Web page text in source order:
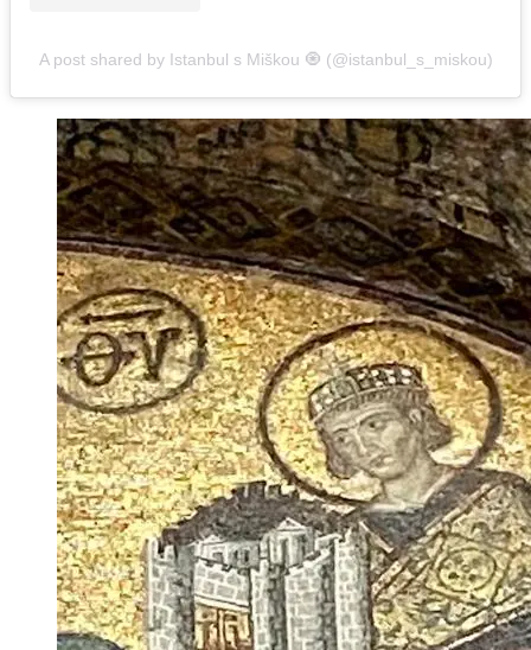
A post shared by Istanbul s Miškou 🧿 (@istanbul_s_miskou)